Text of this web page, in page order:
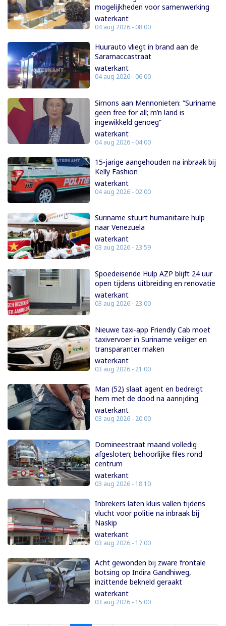
mogelijkheden voor samenwerking
waterkant
04 aug 2026 - 08:00
Huurauto vliegt in brand aan de
Saramaccastraat
waterkant
04 aug 2026 - 06:00
Simons aan Mennonieten: “Suriname
geen free for all; m’n land is
ingewikkeld genoeg”
waterkant
04 aug 2026 - 04:00
15-jarige aangehouden na inbraak bij
Kelly Fashion
waterkant
04 aug 2026 - 02:00
Suriname stuurt humanitaire hulp
naar Venezuela
waterkant
03 aug 2026 - 23:59
Spoedeisende Hulp AZP blijft 24 uur
open tijdens uitbreiding en renovatie
waterkant
03 aug 2026 - 23:00
Nieuwe taxi-app Friendly Cab moet
taxivervoer in Suriname veiliger en
transparanter maken
waterkant
03 aug 2026 - 21:00
Man (52) slaat agent en bedreigt
hem met de dood na aanrijding
waterkant
03 aug 2026 - 20:00
Domineestraat maand volledig
afgesloten; behoorlijke files rond
centrum
waterkant
03 aug 2026 - 18:10
Inbrekers laten kluis vallen tijdens
vlucht voor politie na inbraak bij
Naskip
waterkant
03 aug 2026 - 17:00
Acht gewonden bij zware frontale
botsing op Indira Gandhiweg,
inzittende bekneld geraakt
waterkant
03 aug 2026 - 15:00